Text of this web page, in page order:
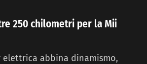
250 chilometri per la Mii
elettrica abbina dinamismo,